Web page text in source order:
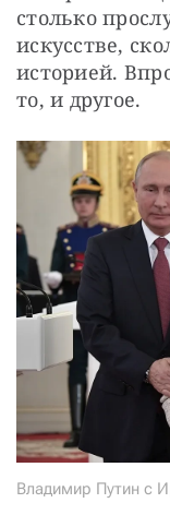
столько
искусстве,
историей.
то, и другое.
Владимир Путин с